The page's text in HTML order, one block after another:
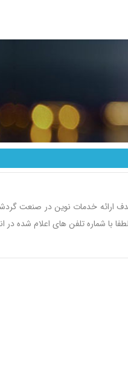
ارائه خدمات نوین در صنعت
با شماره تلفن های اعلام شده